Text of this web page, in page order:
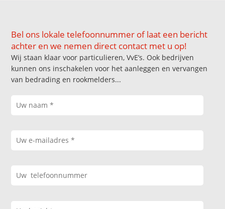
Bel ons lokale telefoonnummer of laat een bericht
achter en we nemen direct contact met u op!
Wij staan klaar voor particulieren, VvE’s. Ook bedrijven
kunnen ons inschakelen voor het aanleggen en vervangen
van bedrading en rookmelders...